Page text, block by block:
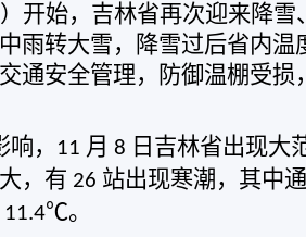
） 开始， 吉林省再次迎来降雪
雨转大雪，降雪过后省内温
通安全管理，防御温棚受损
，
11 月 8 日吉林省出现大
，有 26 站出现寒潮，其中
11.4℃。